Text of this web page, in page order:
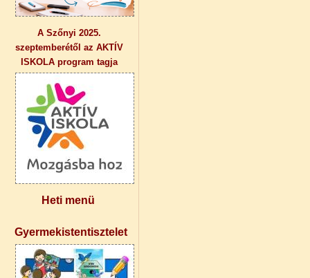
A Szőnyi 2025.
szeptemberétől az AKTÍV
ISKOLA program tagja
Heti menü
Gyermekistentisztelet